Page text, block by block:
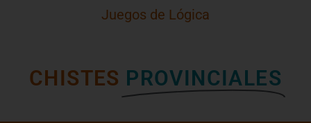
Juegos de Lógica
CHISTES PROVINCIALES